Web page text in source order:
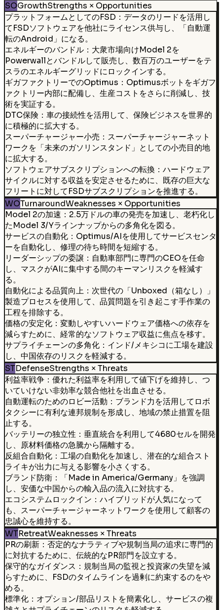
SOGrowthStrengths × Opportunities
プラットフォームとしてのFSD：データのリードを活用し
てFSDソフトウェアを他社にライセンス供与し、「自動運
転のAndroid」になる。
エネルギーのバンドル：大衆市場向けModel 2を
Powerwallとバンドルして販売し、数百万のユーザーをテ
スラのエネルギーグリッドにロックインする。
ギガファクトリーでのOptimus：Optimusボットをギガフ
ァクトリー内部に配備し、生産コストをさらに削減し、技
術を実証する。
DTC保険：車の接続性を活用して、保険ビジネスを世界的
に積極的に拡大する。
スーパーチャージャー小売：スーパーチャージャーネット
ワークを「未来のガソリンスタンド」としての小売目的地
に拡大する。
ソフトウェアサブスクリプションへの転換：ハードウェア
サイクルに対する収益を安定させるために、既存の巨大な
フリートに対してFSDサブスクリプションを推進する。
WOTurnaroundWeaknesses × Opportunities
Model 2の加速：2.5万ドルの車の発売を加速し、老朽化し
たModel 3/Yラインナップからの多角化を図る。
サービスの自動化：Optimus/AIを使用してサービスセンタ
ーを自動化し、修理の待ち時間を短縮する。
リーダーシップの委譲：自動車部門に専門のCEOを任命
し、マスクがAIに集中する間のキーマンリスクを軽減す
る。
自動化による品質向上：次世代の「Unboxed（箱なし）」
製造プロセスを使用して、品質問題を引き起こす手作業の
工程を排除する。
価格の安定化：変動しやすいハードウェア価格への依存を
減らすために、経常的なソフトウェア収益に焦点を移す。
サプライチェーンの多角化：インド/メキシコに工場を建設
し、中国依存のリスクを軽減する。
STDefenseStrengths × Threats
利益率戦争：優れた利益率を利用して値下げを維持し、つ
いていけない非効率な競合他社を出血させる。
自動運転のためのロビー活動：ブランド力を活用してロボ
タクシーに有利な連邦規制を形成し、地域の禁止措置を阻
止する。
バッテリーの独立性：垂直統合を利用して4680セルを開発
し、原材料価格の急騰から隔離する。
反組合自動化：工場の自動化を加速し、潜在的な組合スト
ライキが出力に与える影響を小さくする。
ブランド防衛：「Made in America/Germany」を強調
し、安価な中国からの輸入品の流入に対抗する。
エコシステムロックイン：ハイブリッドが人気になって
も、スーパーチャージャーネットワークを使用して顧客の
忠誠心を維持する。
WTRetreatWeaknesses × Threats
PRの刷新：否定的なナラティブや規制当局の追求に専門的
に対抗するために、伝統的なPR部門を設立する。
保守的なガイダンス：規制当局の監視と投資家の失望を減
らすために、FSDのタイムラインを過剰に約束するのをや
める。
標準化：オプション/部品リストを簡素化し、サービスの複